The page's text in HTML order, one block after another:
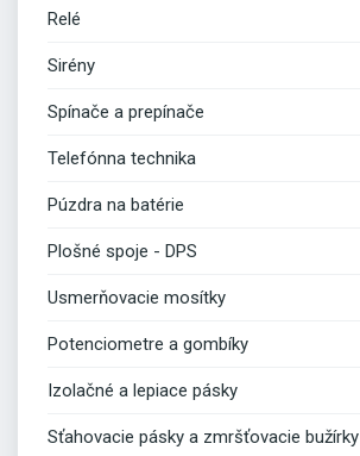
Relé
Sirény
Spínače a prepínače
Telefónna technika
Púzdra na batérie
Plošné spoje - DPS
Usmerňovacie mosítky
Potenciometre a gombíky
Izolačné a lepiace pásky
Sťahovacie pásky a zmršťovacie bužírky